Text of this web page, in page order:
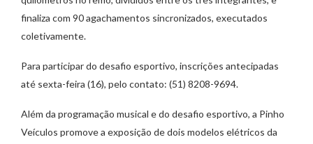
finaliza com 90 agachamentos sincronizados, executados
coletivamente.
Para participar do desafio esportivo, inscrições antecipadas
até sexta-feira (16), pelo contato: (51) 8208-9694.
Além da programação musical e do desafio esportivo, a Pinho
Veículos promove a exposição de dois modelos elétricos da